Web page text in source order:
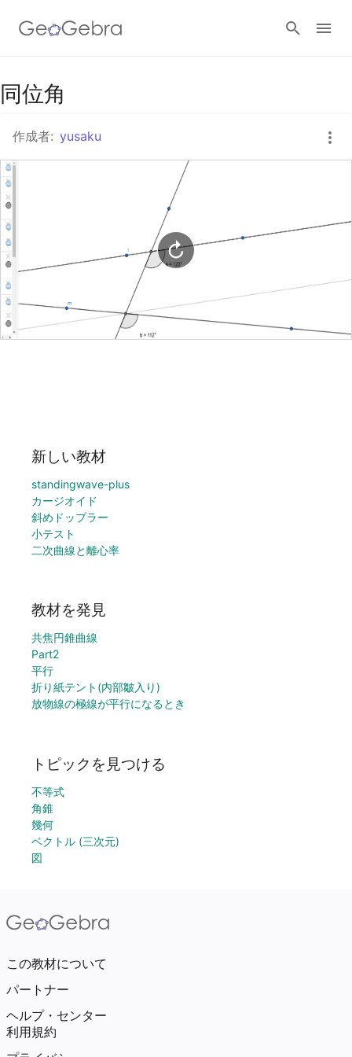
Googleクラスルーム
GeoGebra Classroom
ログイン
同位角
作成者: yusaku
新しい教材
standingwave-plus
カージオイド
斜めドップラー
小テスト
二次曲線と離心率
教材を発見
共焦円錐曲線
Part2
平行
折り紙テント(内部皺入り)
放物線の極線が平行になるとき
トピックを見つける
不等式
角錐
幾何
ベクトル (三次元)
図
この教材について
パートナー
ヘルプ・センター
利用規約